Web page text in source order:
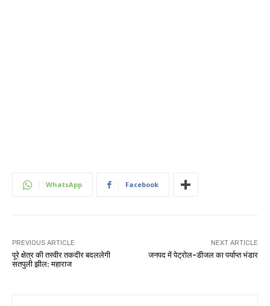
WhatsApp Facebook
PREVIOUS ARTICLE
पूरे क्षेत्र की तस्वीर तकदीर बदललेगी
सतपुली झील: महाराज
NEXT ARTICLE
जनपद में पेट्रोल-डीजल का पर्याप्त भंडार